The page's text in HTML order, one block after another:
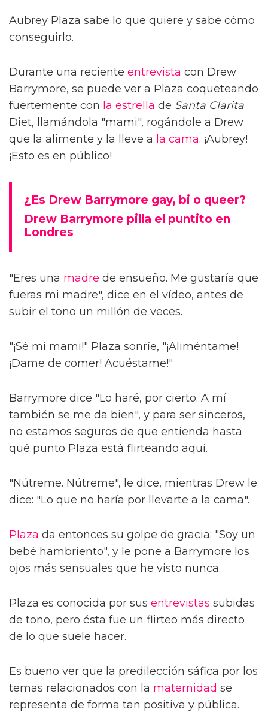
Aubrey Plaza sabe lo que quiere y sabe cómo
conseguirlo.
Durante una reciente entrevista con Drew
Barrymore, se puede ver a Plaza coqueteando
fuertemente con la estrella de Santa Clarita
Diet, llamándola "mami", rogándole a Drew
que la alimente y la lleve a la cama. ¡Aubrey!
¡Esto es en público!
¿Es Drew Barrymore gay, bi o queer?
Drew Barrymore pilla el puntito en
Londres
"Eres una madre de ensueño. Me gustaría que
fueras mi madre", dice en el vídeo, antes de
subir el tono un millón de veces.
"¡Sé mi mami!" Plaza sonríe, "¡Aliméntame!
¡Dame de comer! Acuéstame!"
Barrymore dice "Lo haré, por cierto. A mí
también se me da bien", y para ser sinceros,
no estamos seguros de que entienda hasta
qué punto Plaza está flirteando aquí.
"Nútreme. Nútreme", le dice, mientras Drew le
dice: "Lo que no haría por llevarte a la cama".
Plaza da entonces su golpe de gracia: "Soy un
bebé hambriento", y le pone a Barrymore los
ojos más sensuales que he visto nunca.
Plaza es conocida por sus entrevistas subidas
de tono, pero ésta fue un flirteo más directo
de lo que suele hacer.
Es bueno ver que la predilección sáfica por los
temas relacionados con la maternidad se
representa de forma tan positiva y pública.